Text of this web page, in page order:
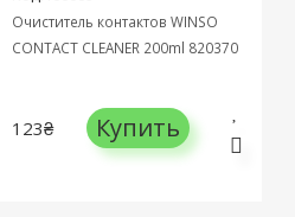
Очиститель контактов WINSO
CONTACT CLEANER 200ml 820370
123₴ Купить